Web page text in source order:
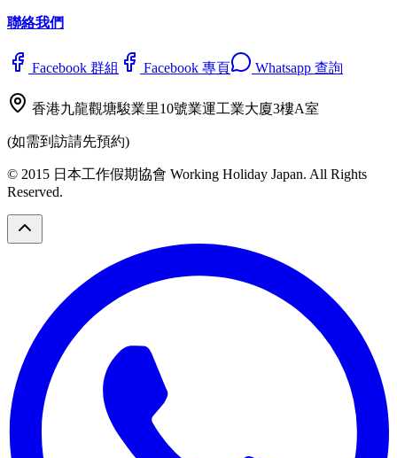
聯絡我們
Facebook 群組 Facebook 專頁 Whatsapp 查詢
香港九龍觀塘駿業里10號業運工業大廈3樓A室
(如需到訪請先預約)
© 2015 日本工作假期協會 Working Holiday Japan. All Rights
Reserved.